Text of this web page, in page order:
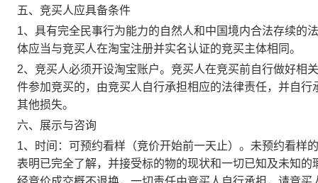
五、竞买人应具备条件
1、具有完全民事行为能力的自然人和中国境内合法存续的
体应当与竞买人在淘宝注册并实名认证的竞买主体相同。
2、竞买人必须开设淘宝账户。竞买人在竞买前自行做好相
件参加竞买的，由竞买人自行承担相应的法律责任，并自
其他损失。
六、展示与咨询
1、时间：可预约看样（竞价开始前一天止）。未预约看样
表明已完全了解，并接受标的物的现状和一切已知及未知